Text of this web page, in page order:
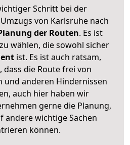
Schritt bei der
von Karlsruhe nach
der Routen. Es ist
wählen, die sowohl sicher
ist. Es ist auch ratsam,
dass die Route frei von
und anderen Hindernissen
auch hier haben wir
gerne die Planung,
andere wichtige Sachen
können.